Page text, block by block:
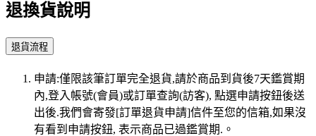
退換貨說明
退貨流程
申請:僅限該筆訂單完全退貨,請於商品到貨後7天鑑賞期
內,登入帳號(會員)或訂單查詢(訪客), 點選申請按鈕後送
出後.我們會寄發[訂單退貨申請]信件至您的信箱,如果沒
有看到申請按鈕, 表示商品已過鑑賞期.。